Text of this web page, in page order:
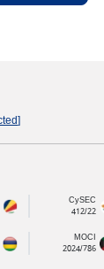
[email protected]
CySEC
412/22
MOCI
2024/786